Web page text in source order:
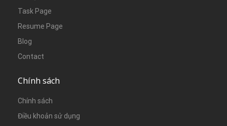
Task Page
Resume Page
Blog
Contact
Chính sách
Chính sách
Điều khoản sử dụng